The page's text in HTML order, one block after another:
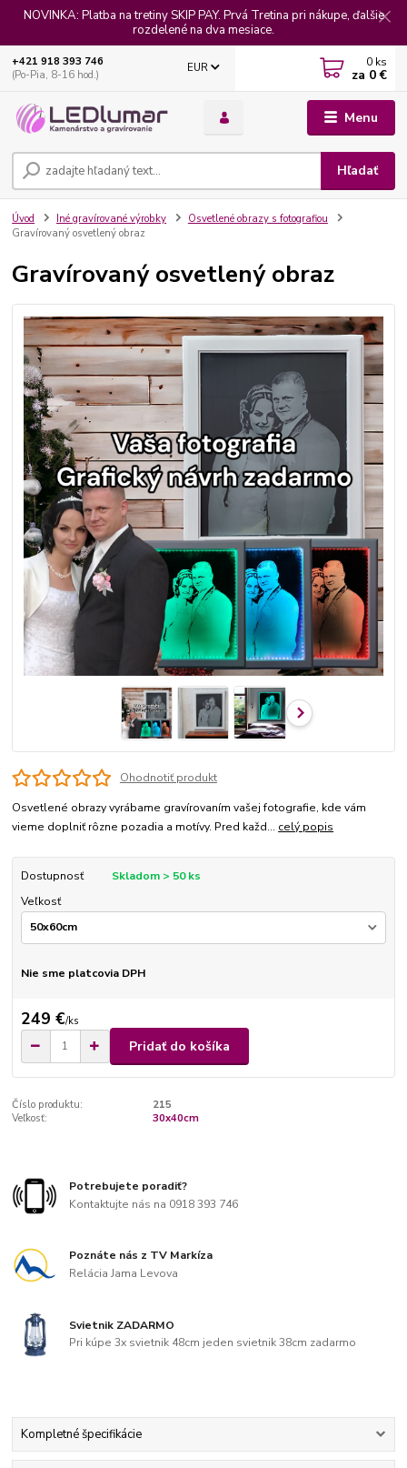
NOVINKA: Platba na tretiny SKIP PAY. Prvá Tretina pri nákupe, ďalšie
rozdelené na dva mesiace.
Menu
EUR
Hľadať
+421 918 393 746
(Po-Pia, 8-16 hod.)
0 ks
za 0 €
Úvod Iné gravírované výrobky
Osvetlené obrazy s fotografiou
Gravírovaný osvetlený obraz
Gravírovaný osvetlený obraz
Ohodnotiť produkt
Osvetlené obrazy vyrábame gravírovaním vašej fotografie, kde vám
vieme doplniť rôzne pozadia a motívy. Pred každ... celý popis
Dostupnosť
Skladom > 50 ks
Veľkosť
Nie sme platcovia DPH
249 €/ks
Pridať do košíka
Číslo produktu:
215
Veľkosť:
30x40cm
Potrebujete poradiť?
Kontaktujte nás na 0918 393 746
Poznáte nás z TV Markíza
Relácia Jama Levova
Svietnik ZADARMO
Pri kúpe 3x svietnik 48cm jeden svietnik 38cm zadarmo
Kompletné špecifikácie